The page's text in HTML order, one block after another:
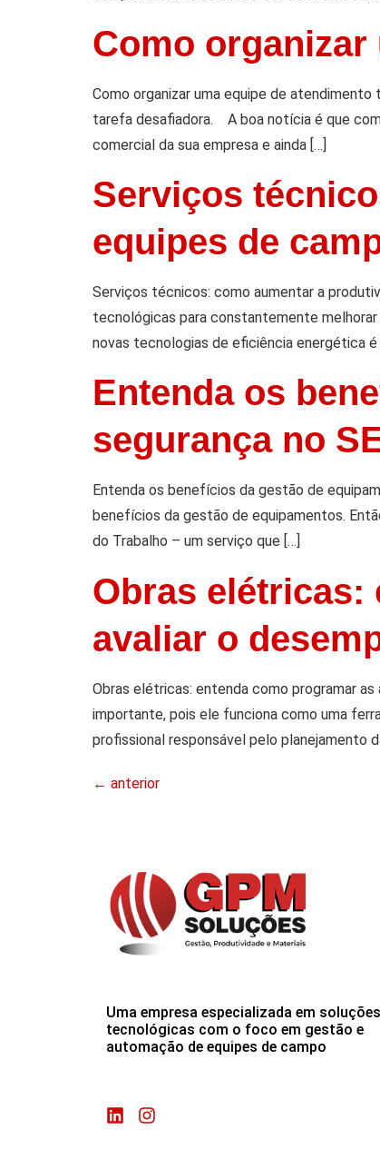
Como
Como organizar uma equipe de
tarefa desafiadora. A boa notícia é que
comercial da sua empresa e ainda […]
Serviços
equipes de
Serviços técnicos: como aumentar a
tecnológicas para constantemente
novas tecnologias de eficiência energética
Entenda os
segurança no
Entenda os benefícios da gestão de
benefícios da gestão de equipamentos.
do Trabalho – um serviço que […]
Obras elétricas:
avaliar o
Obras elétricas: entenda como programar
importante, pois ele funciona como uma
profissional responsável pelo planejamento
← anterior
Uma empresa especializada em soluções
tecnológicas com o foco em gestão e
automação de equipes de campo